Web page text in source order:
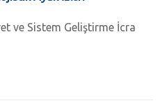
ve Sistem Geliştirme İcra